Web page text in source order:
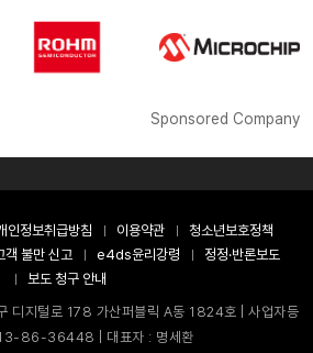
Sponsored Company
인정보취급방침 이용약관
청소년보호정책
객 불만 신고 e4ds윤리강령
정정·반론보도
보도 청구 안내
디지털로 178 가산퍼블릭 A동 1824호 | 사업자등
86-36448 | 대표자 : 명세환